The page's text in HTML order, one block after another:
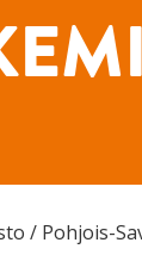
/ Pohjois-